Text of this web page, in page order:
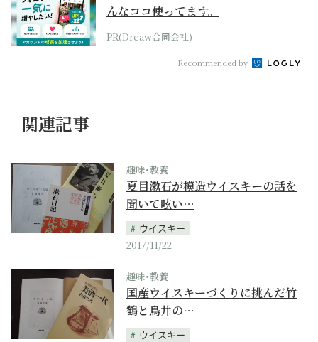
んなココ使ってます。
PR(Dreaw合同会社)
Recommended by
関連記事
趣味･教養
夏目漱石が模造ウイスキーの話を
聞いて呟い…
ウイスキー
2017/11/22
趣味･教養
国産ウイスキーづくりに挑んだ竹
鶴と鳥井の…
ウイスキー